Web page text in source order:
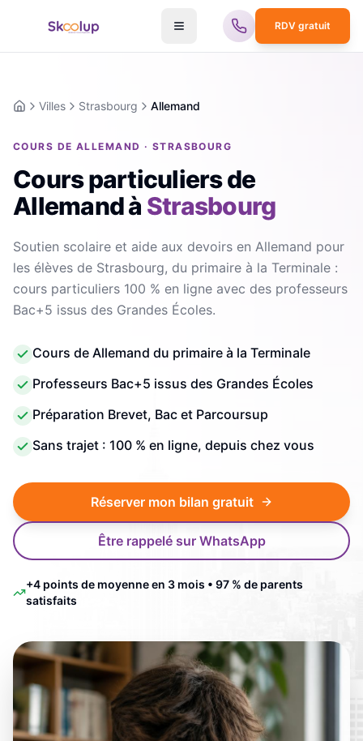
RDV gratuit
AccueilVilles Strasbourg Allemand
COURS DE ALLEMAND · STRASBOURG
Cours particuliers de
Allemandà Strasbourg
Soutien scolaire et aide aux devoirs en Allemand pour
les élèves de Strasbourg, du primaire à la Terminale :
cours particuliers 100 % en ligne avec des professeurs
Bac+5 issus des Grandes Écoles.
Cours de Allemand du primaire à la Terminale
Professeurs Bac+5 issus des Grandes Écoles
Préparation Brevet, Bac et Parcoursup
Sans trajet : 100 % en ligne, depuis chez vous
Réserver mon bilan gratuit
Être rappelé sur WhatsApp
+4 points de moyenne en 3 mois • 97 % de parents
satisfaits